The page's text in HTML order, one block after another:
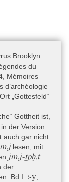
à M. le duc de
de Turin. Vol. 2.
Work on the
(Hrsg.),
Vol. II 2 (Torino
della pubblica
alla storia dei
Torino. Antichità
antichità e degli
del Regno 1.1
di Torino. VII.
Brooklyn
du
Mémoires
d’archéologie
„Gottesfeld“
Gottheit ist,
der Version
auch gar nicht
lesen, mit
jm.j-ṯpḥ.t
der
Bd I. ꜣ-y